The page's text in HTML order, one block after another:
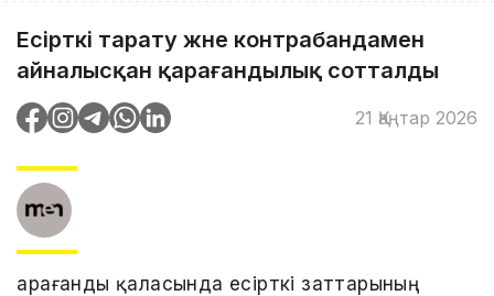
Есірткі тарату және контрабандамен
айналысқан қарағандылық сотталды
21 Қаңтар 2026
Қарағанды қаласында есірткі заттарының